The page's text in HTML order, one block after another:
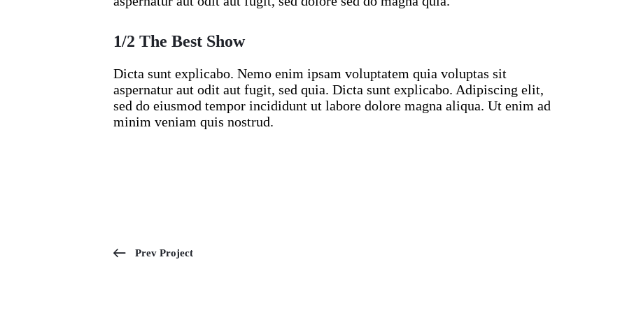
1/2 The Best Show
Dicta sunt explicabo. Nemo enim ipsam voluptatem quia voluptas sit
aspernatur aut odit aut fugit, sed quia. Dicta sunt explicabo. Adipiscing elit,
sed do eiusmod tempor incididunt ut labore dolore magna aliqua. Ut enim ad
minim veniam quis nostrud.
Prev Project